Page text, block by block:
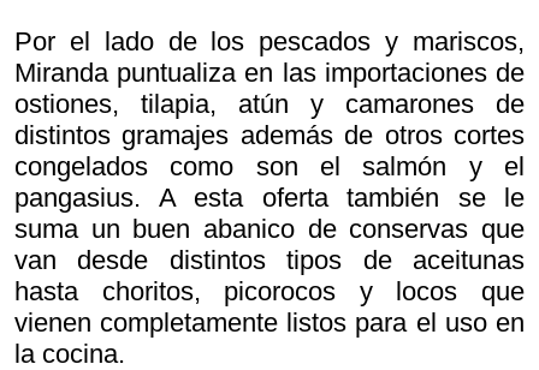
Por el lado de los pescados y mariscos,
Miranda puntualiza en las importaciones de
ostiones, tilapia, atún y camarones de
distintos gramajes además de otros cortes
congelados como son el salmón y el
pangasius. A esta oferta también se le
suma un buen abanico de conservas que
van desde distintos tipos de aceitunas
hasta choritos, picorocos y locos que
vienen completamente listos para el uso en
la cocina.